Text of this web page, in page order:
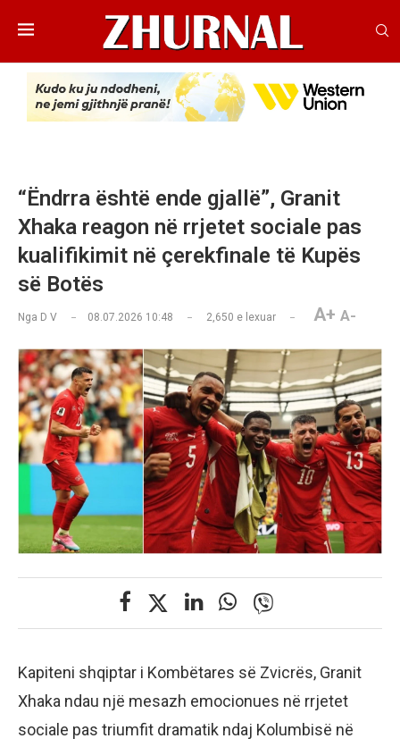
“Ëndrra është ende gjallë”, Granit
Xhaka reagon në rrjetet sociale pas
kualifikimit në çerekfinale të Kupës
së Botës
Nga D V 08.07.2026 10:48 2,650 e lexuar A+ A-
Kapiteni shqiptar i Kombëtares së Zvicrës, Granit
Xhaka ndau një mesazh emocionues në rrjetet
sociale pas triumfit dramatik ndaj Kolumbisë në